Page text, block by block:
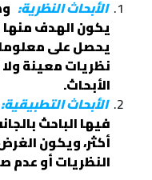
الأبحاث النظرية:
يكون الهدف
يحصل على
نظريات معينة
الأبحاث.
الأبحاث التطبيقية:
فيها الباحث
أكثر، ويكون
النظريات أو عدم